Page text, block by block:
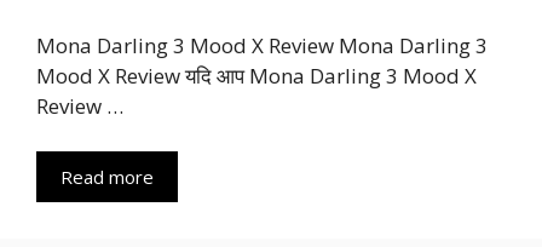
Mona Darling 3 Mood X Review Mona Darling 3
Mood X Review यदि आप Mona Darling 3 Mood X
Review …
Read more